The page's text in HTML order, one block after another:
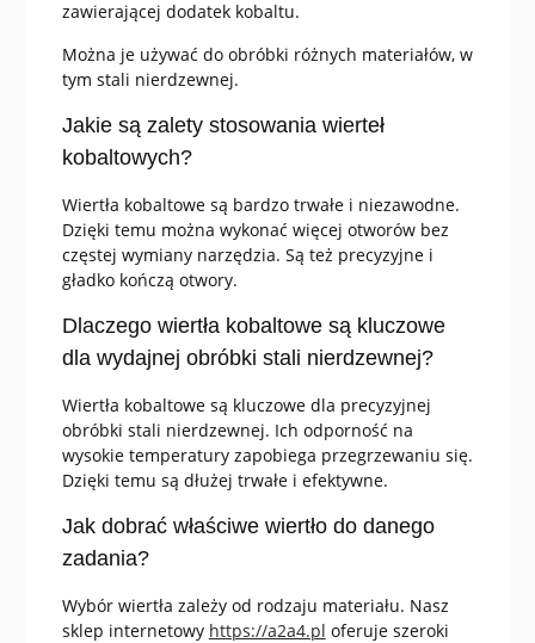
zawierającej dodatek kobaltu.
Można je używać do obróbki różnych materiałów, w
tym stali nierdzewnej.
Jakie są zalety stosowania wierteł
kobaltowych?
Wiertła kobaltowe są bardzo trwałe i niezawodne.
Dzięki temu można wykonać więcej otworów bez
częstej wymiany narzędzia. Są też precyzyjne i
gładko kończą otwory.
Dlaczego wiertła kobaltowe są kluczowe
dla wydajnej obróbki stali nierdzewnej?
Wiertła kobaltowe są kluczowe dla precyzyjnej
obróbki stali nierdzewnej. Ich odporność na
wysokie temperatury zapobiega przegrzewaniu się.
Dzięki temu są dłużej trwałe i efektywne.
Jak dobrać właściwe wiertło do danego
zadania?
Wybór wiertła zależy od rodzaju materiału. Nasz
sklep internetowy https://a2a4.pl oferuje szeroki